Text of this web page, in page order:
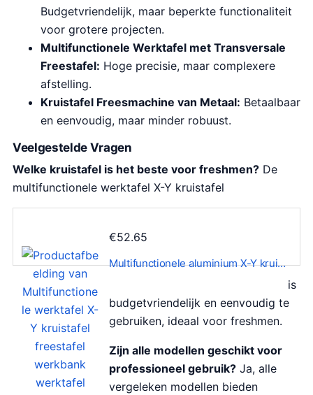
Budgetvriendelijk, maar beperkte functionaliteit
voor grotere projecten.
Multifunctionele Werktafel met Transversale
Freestafel: Hoge precisie, maar complexere
afstelling.
Kruistafel Freesmachine van Metaal: Betaalbaar
en eenvoudig, maar minder robuust.
Veelgestelde Vragen
Welke kruistafel is het beste voor freshmen? De
multifunctionele werktafel X-Y kruistafel
€52.65
Multifunctionele aluminium X-Y krui…
is
budgetvriendelijk en eenvoudig te
gebruiken, ideaal voor freshmen.
Zijn alle modellen geschikt voor
professioneel gebruik? Ja, alle
vergeleken modellen bieden